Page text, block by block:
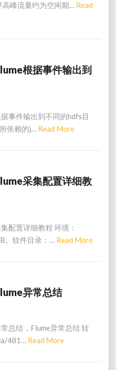
高峰流量约为空闲期… Read
根据事件输出到
据事件输出到不同的hdfs目
依赖的j… Read MoreRead
采集配置详细教
配置详细教程 环境：
。软件目录：… Read MoreRead
异常总结
总结，Flume异常总结 转
481… Read MoreRead